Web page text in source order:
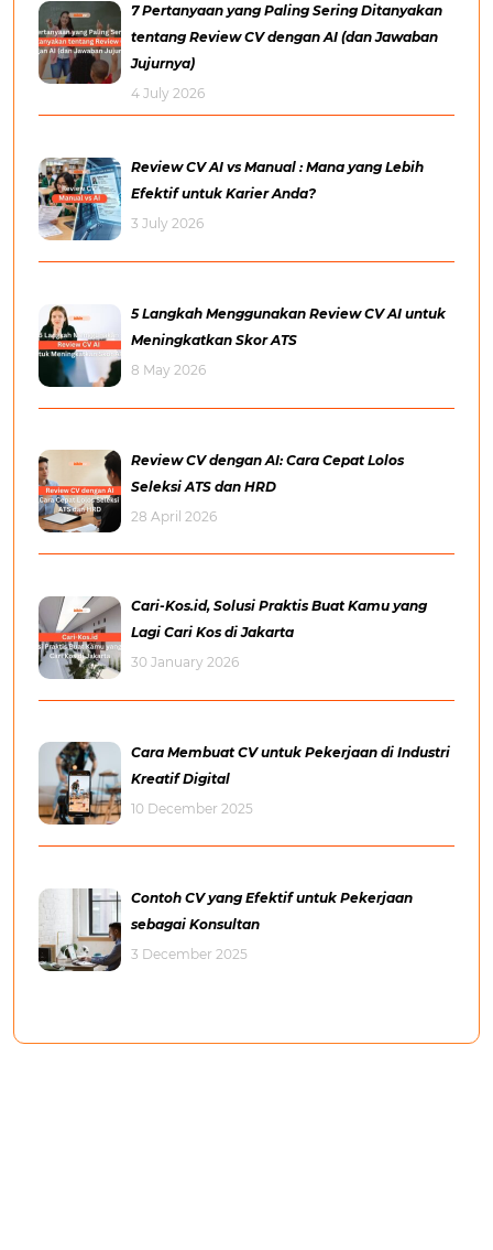
7 Pertanyaan yang Paling Sering Ditanyakan
tentang Review CV dengan AI (dan Jawaban
Jujurnya)
4 July 2026
Review CV AI vs Manual : Mana yang Lebih
Efektif untuk Karier Anda?
3 July 2026
5 Langkah Menggunakan Review CV AI untuk
Meningkatkan Skor ATS
8 May 2026
Review CV dengan AI: Cara Cepat Lolos
Seleksi ATS dan HRD
28 April 2026
Cari-Kos.id, Solusi Praktis Buat Kamu yang
Lagi Cari Kos di Jakarta
30 January 2026
Cara Membuat CV untuk Pekerjaan di Industri
Kreatif Digital
10 December 2025
Contoh CV yang Efektif untuk Pekerjaan
sebagai Konsultan
3 December 2025